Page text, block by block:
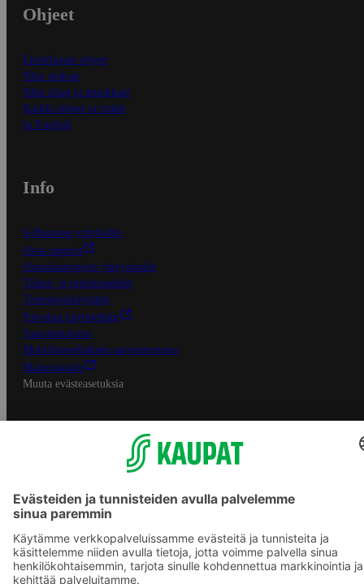
Ohjeet
Ensitilaajan ohjeet
Näin maksat
Näin tilaat ja muokkaat
Kaikki ohjeet ja vinkit
In English
Info
S-Business yrityksille
Oiva-raportit
Osuuskauppojen yhteystiedot
Tilaus- ja toimitusehdot
Tietosuojakäytäntö
Palvelun käyttöehdot
Saavutettavuus
Mobiilisovelluksen saavutettavuus
Mainostajalle
Muuta evästeasetuksia
S-ryhmän palvelut
S-ryhmä
Asiakasomistajuus
S-ostoslista -sovellus
Prisma.fi